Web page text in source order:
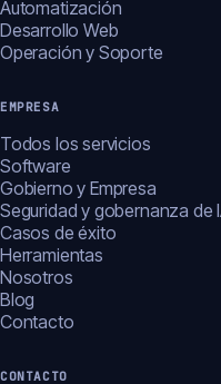
Automatización
Desarrollo Web
Operación y Soporte
EMPRESA
Todos los servicios
Software
Gobierno y Empresa
Seguridad y gobernanza de
Casos de éxito
Herramientas
Nosotros
Blog
Contacto
CONTACTO